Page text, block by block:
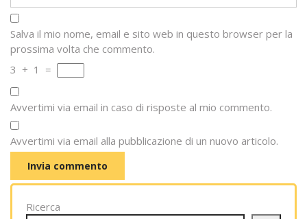
Salva il mio nome, email e sito web in questo browser per la
prossima volta che commento.
3 + 1 =
Avvertimi via email in caso di risposte al mio commento.
Avvertimi via email alla pubblicazione di un nuovo articolo.
Ricerca